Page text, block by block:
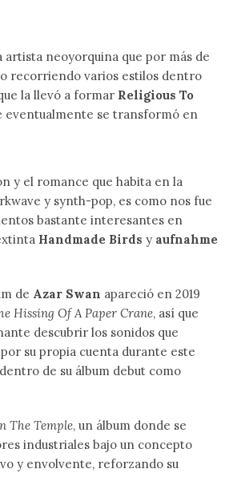
artista neoyorquina que por más de
recorriendo varios estilos dentro
la llevó a formar Religious To
eventualmente se transformó en
y el romance que habita en la
y synth-pop, es como nos fue
bastante interesantes en
Handmade Birds y aufnahme
de Azar Swan apareció en 2019
Hissing Of A Paper Crane, así que
descubrir los sonidos que
su propia cuenta durante este
de su álbum debut como
The Temple, un álbum donde se
industriales bajo un concepto
y envolvente, reforzando su